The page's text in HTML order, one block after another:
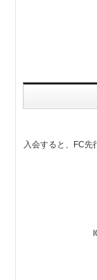
入会すると、FC先